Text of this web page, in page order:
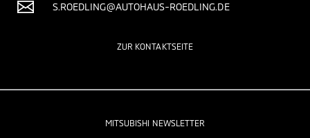
S.ROEDLING@AUTOHAUS-ROEDLING.DE
ZUR KONTAKTSEITE
MITSUBISHI NEWSLETTER